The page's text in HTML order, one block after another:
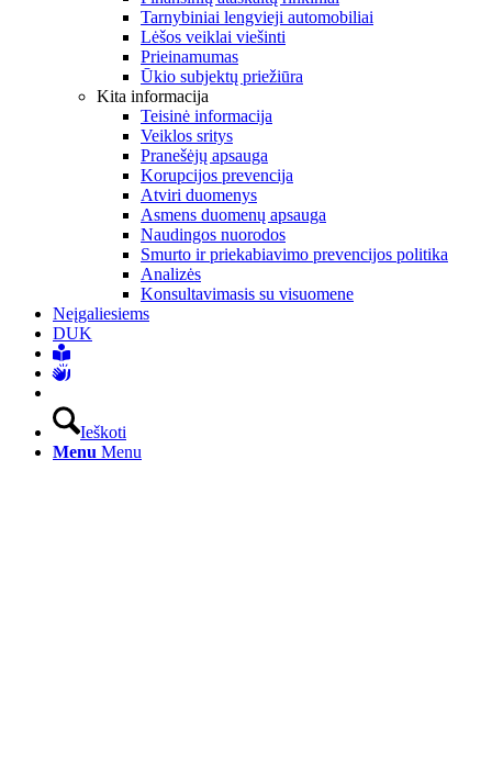
Tarnybiniai lengvieji automobiliai
Lėšos veiklai viešinti
Prieinamumas
Ūkio subjektų priežiūra
Kita informacija
Teisinė informacija
Veiklos sritys
Pranešėjų apsauga
Korupcijos prevencija
Atviri duomenys
Asmens duomenų apsauga
Naudingos nuorodos
Smurto ir priekabiavimo prevencijos politika
Analizės
Konsultavimasis su visuomene
Neįgaliesiems
DUK
Ieškoti
Menu Menu